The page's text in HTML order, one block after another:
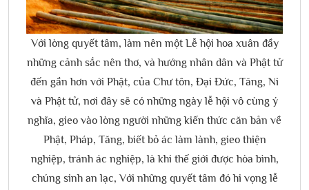
Với lòng quyết tâm, làm nên một Lễ hội hoa xuân đầy
những cảnh sắc nên thơ, và hướng nhân dân và Phật tử
đến gần hơn với Phật, của Chư tôn, Đại Đức, Tăng, Ni
và Phật tử, nơi đây sẽ có những ngày lễ hội vô cùng ý
nghĩa, gieo vào lòng người những kiến thức căn bản về
Phật, Pháp, Tăng, biết bỏ ác làm lành, gieo thiện
nghiệp, tránh ác nghiệp, là khi thế giới được hòa bình,
chúng sinh an lạc, Với những quyết tâm đó hi vọng lễ